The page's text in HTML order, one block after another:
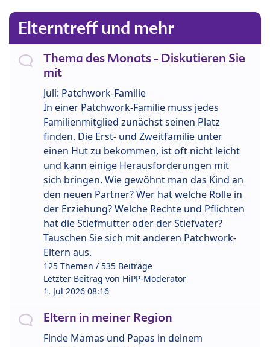
Elterntreff und mehr
Thema des Monats - Diskutieren Sie
mit
Juli: Patchwork-Familie
In einer Patchwork-Familie muss jedes
Familienmitglied zunächst seinen Platz
finden. Die Erst- und Zweitfamilie unter
einen Hut zu bekommen, ist oft nicht leicht
und kann einige Herausforderungen mit
sich bringen. Wie gewöhnt man das Kind an
den neuen Partner? Wer hat welche Rolle in
der Erziehung? Welche Rechte und Pflichten
hat die Stiefmutter oder der Stiefvater?
Tauschen Sie sich mit anderen Patchwork-
Eltern aus.
125 Themen / 535 Beiträge
Letzter Beitrag von HiPP-Moderator
1. Jul 2026 08:16
Eltern in meiner Region
Finde Mamas und Papas in deinem